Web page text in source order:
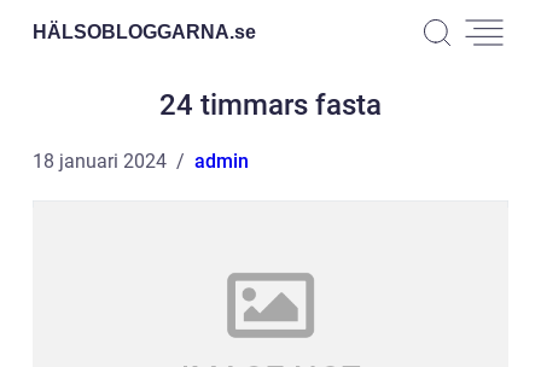
HÄLSOBLOGGARNA.se
24 timmars fasta
18 januari 2024 admin